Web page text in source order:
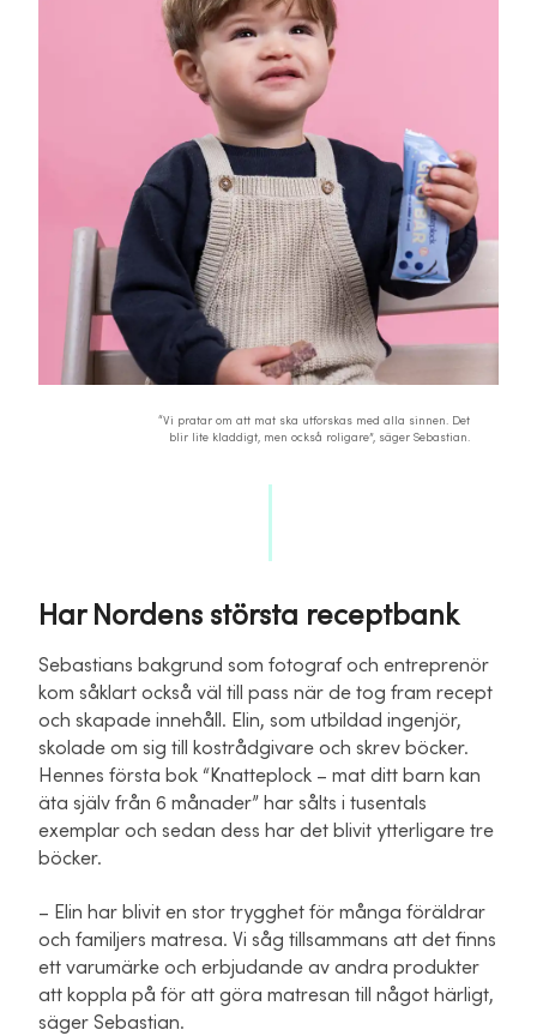
“Vi pratar om att mat ska utforskas med alla sinnen. Det
blir lite kladdigt, men också roligare”, säger Sebastian.
Har Nordens största receptbank
Sebastians bakgrund som fotograf och entreprenör
kom såklart också väl till pass när de tog fram recept
och skapade innehåll. Elin, som utbildad ingenjör,
skolade om sig till kostrådgivare och skrev böcker.
Hennes första bok “Knatteplock – mat ditt barn kan
äta själv från 6 månader” har sålts i tusentals
exemplar och sedan dess har det blivit ytterligare tre
böcker.
– Elin har blivit en stor trygghet för många föräldrar
och familjers matresa. Vi såg tillsammans att det finns
ett varumärke och erbjudande av andra produkter
att koppla på för att göra matresan till något härligt,
säger Sebastian.